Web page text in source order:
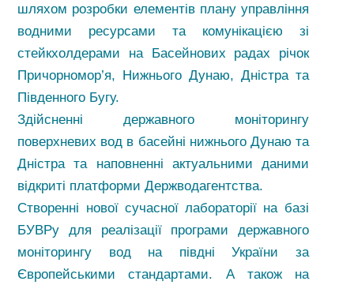
шляхом розробки елементів плану управління
водними ресурсами та комунікацією зі
стейкхолдерами на Басейнових радах річок
Причорномор’я, Нижнього Дунаю, Дністра та
Південного Бугу.
Здійсненні державного моніторингу
поверхневих вод в басейні нижнього Дунаю та
Дністра та наповненні актуальними даними
відкриті платформи Держводагентства.
Створенні нової сучасної лабораторії на базі
БУВРу для реалізації програми державного
моніторингу вод на півдні України за
Європейськими стандартами. А також на